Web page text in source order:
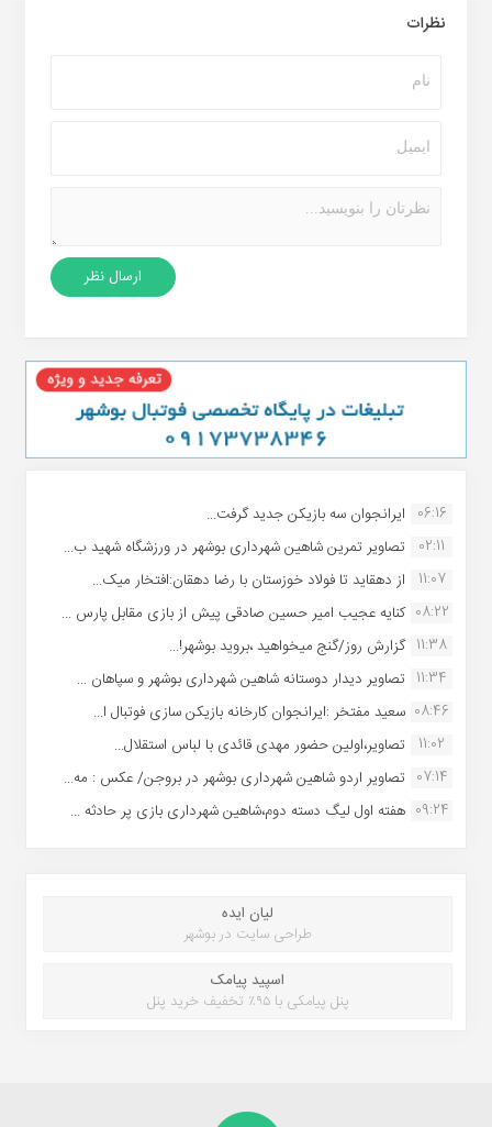
نظرات
06:16 ایرانجوان سه بازیکن جدید گرفت...
02:11
تصاویر تمرین شاهین شهردارى بوشهر در ورزشگاه شهید ب...
11:07
از دهقاید تا فولاد خوزستان با رضا دهقان:افتخار میک...
08:22 کنایه عجیب امیر حسین صادقی پیش از بازی مقابل پارس ...
11:38 گزارش روز/گنج میخواهید ،بروید بوشهر!...
11:34 تصاویر دیدار دوستانه شاهین شهردارى بوشهر و سپاهان ...
08:46 سعید مفتخر :ایرانجوان کارخانه بازیکن سازی فوتبال ا...
11:02
تصاویر،اولین حضور مهدی قائدی با لباس استقلال...
07:14 تصاویر اردو شاهین شهرداری بوشهر در بروجن/ عکس : مه...
09:24 هفته اول لیگ دسته دوم،شاهین شهرداری بازی پر حادثه ...
لیان ایده
طراحی سایت در بوشهر
اسپید پیامک
پنل پیامکی با ۹۵٪ تخفیف خرید پنل